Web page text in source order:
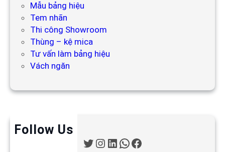
Mẫu bảng hiệu
Tem nhãn
Thi công Showroom
Thùng – kệ mica
Tư vấn làm bảng hiệu
Vách ngăn
Follow Us
T I L W F